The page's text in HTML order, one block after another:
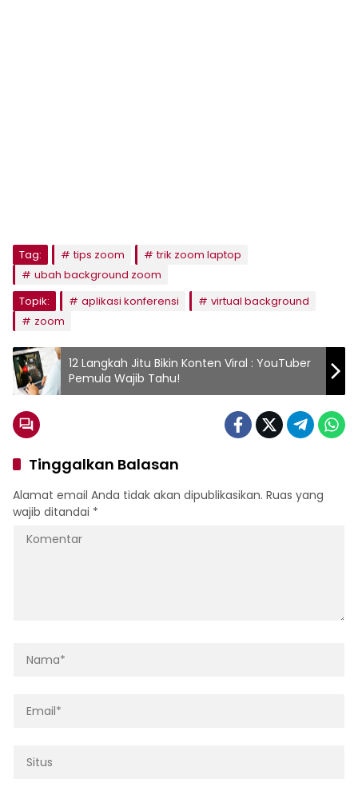
Tag: tips zoom
trik zoom laptop
ubah background zoom
Topik:
aplikasi konferensi
virtual background
zoom
12 Langkah Jitu Bikin Konten Viral : YouTuber
Pemula Wajib Tahu!
Tinggalkan Balasan
Alamat email Anda tidak akan dipublikasikan. Ruas yang
wajib ditandai *